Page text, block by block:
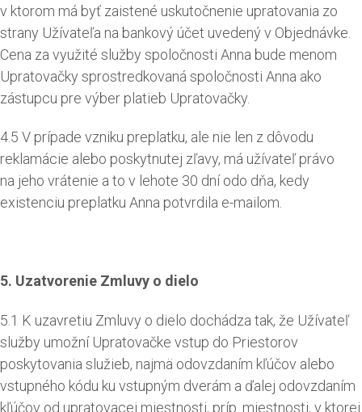
v ktorom má byť zaistené uskutočnenie upratovania zo
strany Užívateľa na bankový účet uvedený v Objednávke.
Cena za využité služby spoločnosti Anna bude menom
Upratovačky sprostredkovaná spoločnosti Anna ako
zástupcu pre výber platieb Upratovačky.
4.5 V prípade vzniku preplatku, ale nie len z dôvodu
reklamácie alebo poskytnutej zľavy, má užívateľ právo
na jeho vrátenie a to v lehote 30 dní odo dňa, kedy
existenciu preplatku Anna potvrdila e-mailom.
5. Uzatvorenie Zmluvy o dielo
5.1 K uzavretiu Zmluvy o dielo dochádza tak, že Užívateľ
služby umožní Upratovačke vstup do Priestorov
poskytovania služieb, najmä odovzdaním kľúčov alebo
vstupného kódu ku vstupným dverám a ďalej odovzdaním
kľúčov od upratovacej miestnosti, príp. miestnosti, v ktorej